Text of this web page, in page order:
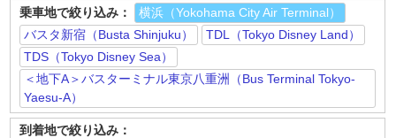
乗車地で絞り込み：
横浜（Yokohama City Air Terminal）
バスタ新宿（Busta Shinjuku）
TDL（Tokyo Disney Land）
TDS（Tokyo Disney Sea）
＜地下A＞バスターミナル東京八重洲（Bus Terminal Tokyo-
Yaesu-A）
到着地で絞り込み：